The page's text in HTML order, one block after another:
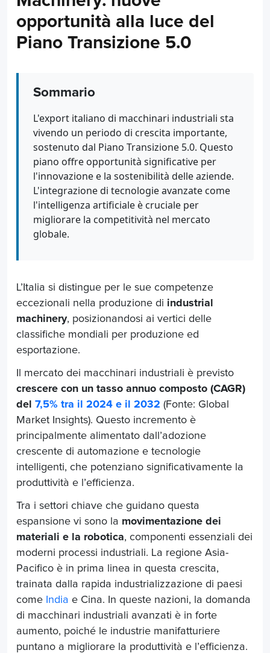
opportunità alla luce del
Piano Transizione 5.0
Sommario
L'export italiano di macchinari industriali sta
vivendo un periodo di crescita importante,
sostenuto dal Piano Transizione 5.0. Questo
piano offre opportunità significative per
l'innovazione e la sostenibilità delle aziende.
L'integrazione di tecnologie avanzate come
l'intelligenza artificiale è cruciale per
migliorare la competitività nel mercato
globale.
L’Italia si distingue per le sue competenze
eccezionali nella produzione di industrial
machinery, posizionandosi ai vertici delle
classifiche mondiali per produzione ed
esportazione.
Il mercato dei macchinari industriali è previsto
crescere con un tasso annuo composto (CAGR)
del 7,5% tra il 2024 e il 2032 (Fonte: Global
Market Insights). Questo incremento è
principalmente alimentato dall’adozione
crescente di automazione e tecnologie
intelligenti, che potenziano significativamente la
produttività e l’efficienza.
Tra i settori chiave che guidano questa
espansione vi sono la movimentazione dei
materiali e la robotica, componenti essenziali dei
moderni processi industriali. La regione Asia-
Pacifico è in prima linea in questa crescita,
trainata dalla rapida industrializzazione di paesi
come India e Cina. In queste nazioni, la domanda
di macchinari industriali avanzati è in forte
aumento, poiché le industrie manifatturiere
puntano a migliorare la produttività e l’efficienza.